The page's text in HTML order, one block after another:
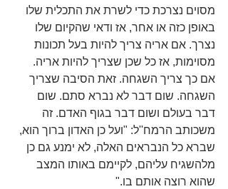
מסוים נצרכת כדי לשרת את התכלית שלו
באופן כזה או אחר, אז ודאי שהקיום שלו
נצרך. אם אריה צריך להיות בעל תכונות
מסוימות, אז כל שכן שצריך להיות אריה.
אם כך צריך השגחה. זאת הסיבה שצריך
השגחה. שום דבר לא נברא סתם. שום
דבר בעולם ושום דבר בגוף האדם. זה
משכותב הרמח''ל: "ועל כן האדון ברוך הוא,
שברא כל הנבראים האלה, לא ימנע גם כן
מלהשגיח עליהם, לקיימם באותו המצב
שהוא רוצה אותם בו."